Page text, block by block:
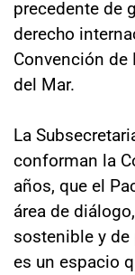
precedente de
derecho
Convención de
del Mar.
La
conforman la
años, que el
área de
sostenible y
es un espacio